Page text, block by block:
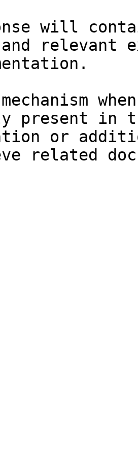
will
relevant
present in
or